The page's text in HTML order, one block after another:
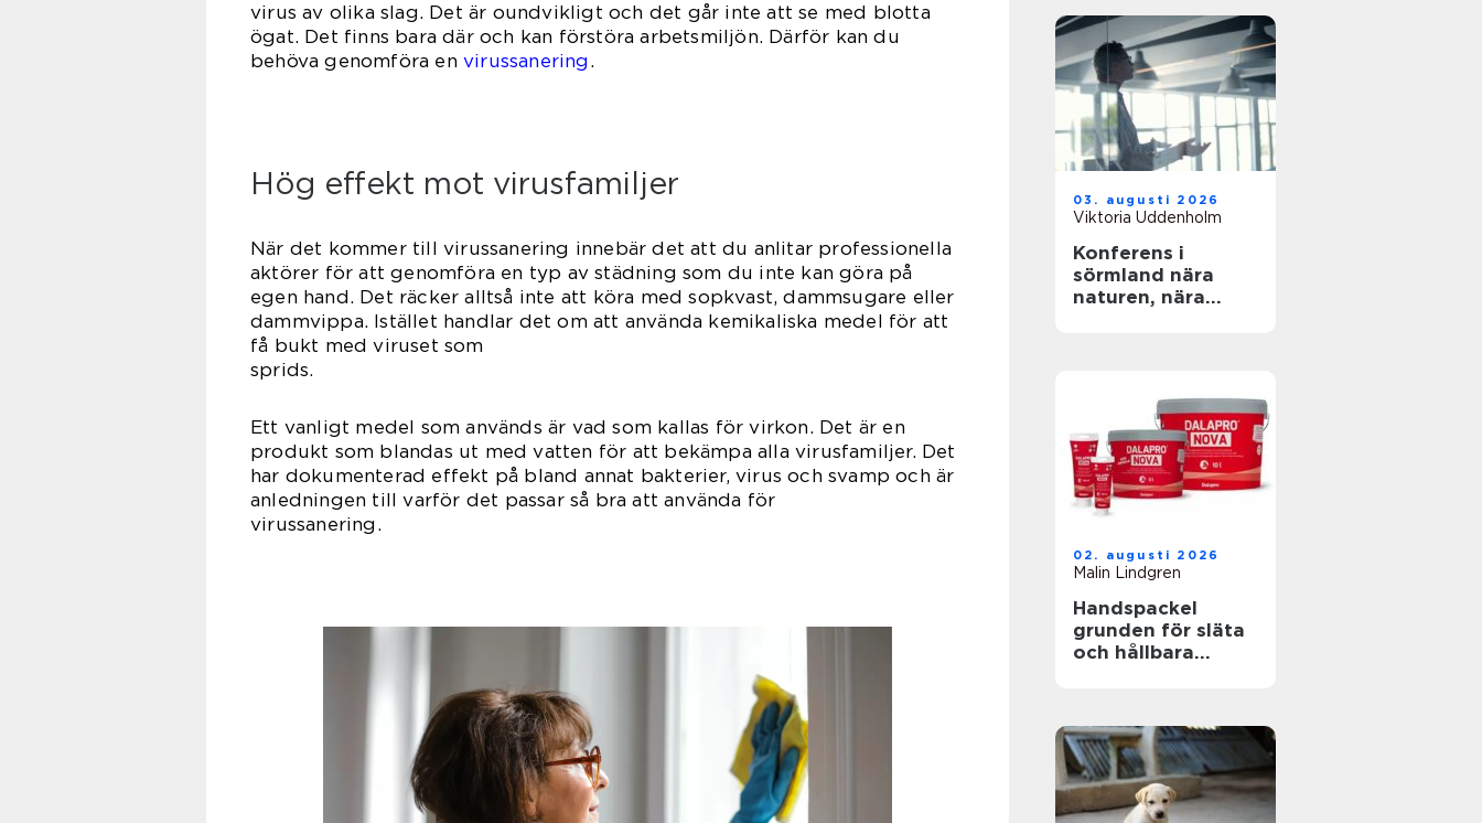
virus av olika slag. Det är oundvikligt och det går inte att se med blotta
ögat. Det finns bara där och kan förstöra arbetsmiljön. Därför kan du
behöva genomföra en virussanering .
Hög effekt mot virusfamiljer
När det kommer till virussanering innebär det att du anlitar professionella
aktörer för att genomföra en typ av städning som du inte kan göra på
egen hand. Det räcker alltså inte att köra med sopkvast, dammsugare eller
dammvippa. Istället handlar det om att använda kemikaliska medel för att
få bukt med viruset som
sprids.
Ett vanligt medel som används är vad som kallas för virkon. Det är en
produkt som blandas ut med vatten för att bekämpa alla virusfamiljer. Det
har dokumenterad effekt på bland annat bakterier, virus och svamp och är
anledningen till varför det passar så bra att använda för
virussanering.
03. augusti 2026
Viktoria Uddenholm
Konferens i
sörmland nära
naturen, nära
02. augusti 2026
Malin Lindgren
Handspackel
grunden för släta
och hållbara